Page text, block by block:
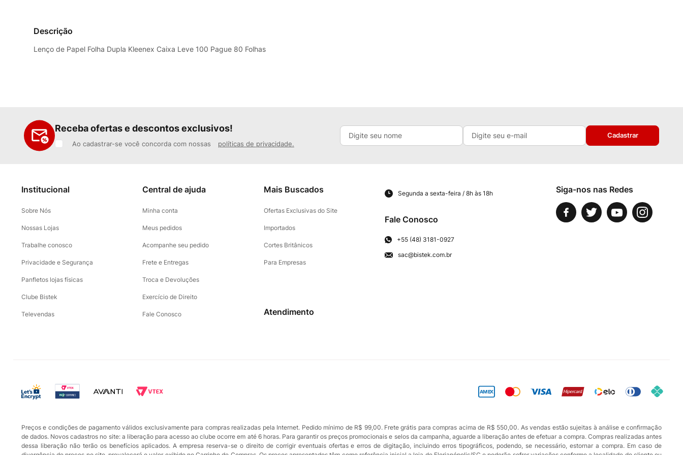
Descrição
Lenço de Papel Folha Dupla Kleenex Caixa Leve 100 Pague 80 Folhas
Receba ofertas e descontos exclusivos!
Ao cadastrar-se você concorda com nossas políticas de privacidade.
Cadastrar
Institucional
Sobre Nós
Nossas Lojas
Trabalhe conosco
Privacidade e Segurança
Panfletos lojas físicas
Clube Bistek
Televendas
Central de ajuda
Minha conta
Meus pedidos
Acompanhe seu pedido
Frete e Entregas
Troca e Devoluções
Exercício de Direito
Fale Conosco
Mais Buscados
Ofertas Exclusivas do Site
Importados
Cortes Britânicos
Para Empresas
Atendimento
Segunda a sexta-feira / 8h às 18h
Fale Conosco
+55 (48) 3181-0927
sac@bistek.com.br
Siga-nos nas Redes
Preços e condições de pagamento válidos exclusivamente para compras realizadas pela Internet. Pedido mínimo de R$ 99,00. Frete grátis para compras acima de R$ 550,00. As vendas estão sujeitas à análise e confirmação
de dados. Novos cadastros no site: a liberação para acesso ao clube ocorre em até 6 horas. Para garantir os preços promocionais e selos da campanha, aguarde a liberação antes de efetuar a compra. Compras realizadas antes
dessa liberação não terão os benefícios aplicados. A empresa reserva-se o direito de corrigir eventuais ofertas e erros de digitação, incluindo erros tipográficos, podendo, se necessário, estornar a compra. Em caso de